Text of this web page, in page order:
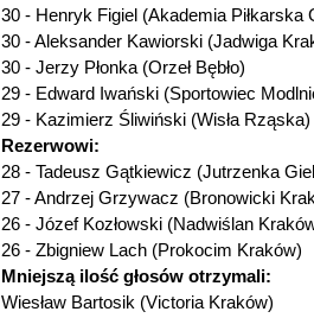
30 - Henryk Figiel (Akademia Piłkarska
30 - Aleksander Kawiorski (Jadwiga
30 - Jerzy Płonka (Orzeł Bębło)
29 - Edward Iwański (Sportowiec
29 - Kazimierz Śliwiński (Wisła Rząska)
Rezerwowi:
28 - Tadeusz Gątkiewicz (Jutrzenka
27 - Andrzej Grzywacz (Bronowicki
26 - Józef Kozłowski (Nadwiślan
26 - Zbigniew Lach (Prokocim Kraków)
Mniejszą ilość głosów otrzymali:
Wiesław Bartosik (Victoria Kraków)